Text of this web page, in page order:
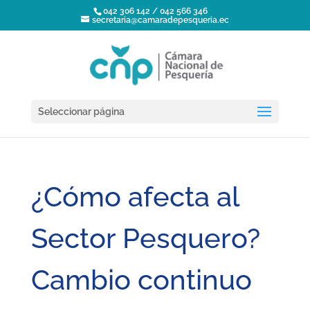
042 306 142 / 042 566 346
secretaria@camaradepesqueria.ec
Seleccionar página
¿Cómo afecta al
Sector Pesquero?
Cambio continuo